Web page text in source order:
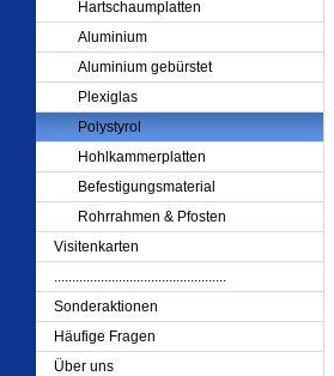
Hartschaumplatten
Aluminium
Aluminium gebürstet
Plexiglas
Polystyrol
Hohlkammerplatten
Befestigungsmaterial
Rohrrahmen & Pfosten
Visitenkarten
................................................
Sonderaktionen
Häufige Fragen
Über uns